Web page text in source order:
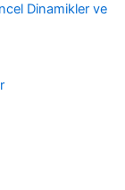
Dinamikler ve